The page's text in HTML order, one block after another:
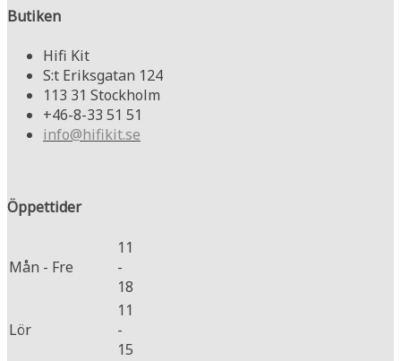
Butiken
Hifi Kit
S:t Eriksgatan 124
113 31 Stockholm
+46-8-33 51 51
info@hifikit.se
Öppettider
Mån - Fre
11
-
18
Lör
11
-
15